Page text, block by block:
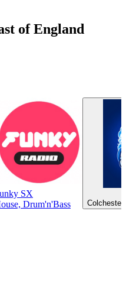
of England
SX
Drum'n'Bass